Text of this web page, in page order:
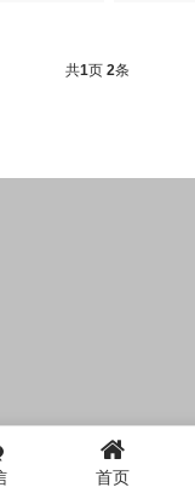
共1页 2条
司 电话咨询
首页